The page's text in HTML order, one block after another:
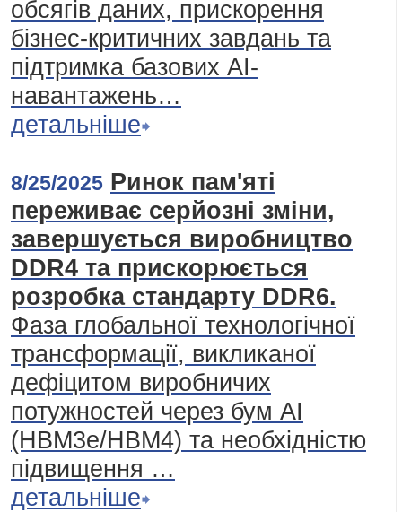
обсягів даних, прискорення
бізнес-критичних завдань та
підтримка базових AI-
навантажень…
детальніше
8/25/2025 Ринок пам'яті
переживає серйозні зміни,
завершується виробництво
DDR4 та прискорюється
розробка стандарту DDR6.
Фаза глобальної технологічної
трансформації, викликаної
дефіцитом виробничих
потужностей через бум АІ
(HBM3e/HBM4) та необхідністю
підвищення …
детальніше